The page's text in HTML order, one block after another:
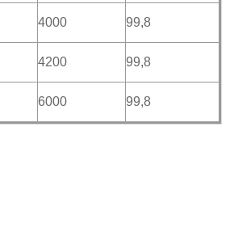
4000 99,8
4200 99,8
6000 99,8